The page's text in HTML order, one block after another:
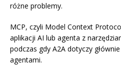
różne problemy.
MCP, czyli Model Context
aplikacji AI lub agenta z
podczas gdy A2A dotyczy
agentami.